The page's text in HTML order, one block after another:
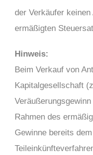
der Verkäufer
ermäßigten
Hinweis:
Beim Verkauf von
Kapitalgesellschaft
Rahmen des
Gewinne bereits